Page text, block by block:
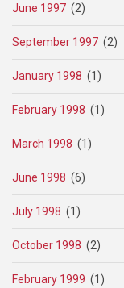
June 1997 (2)
September 1997 (2)
January 1998 (1)
February 1998 (1)
March 1998 (1)
June 1998 (6)
July 1998 (1)
October 1998 (2)
February 1999 (1)